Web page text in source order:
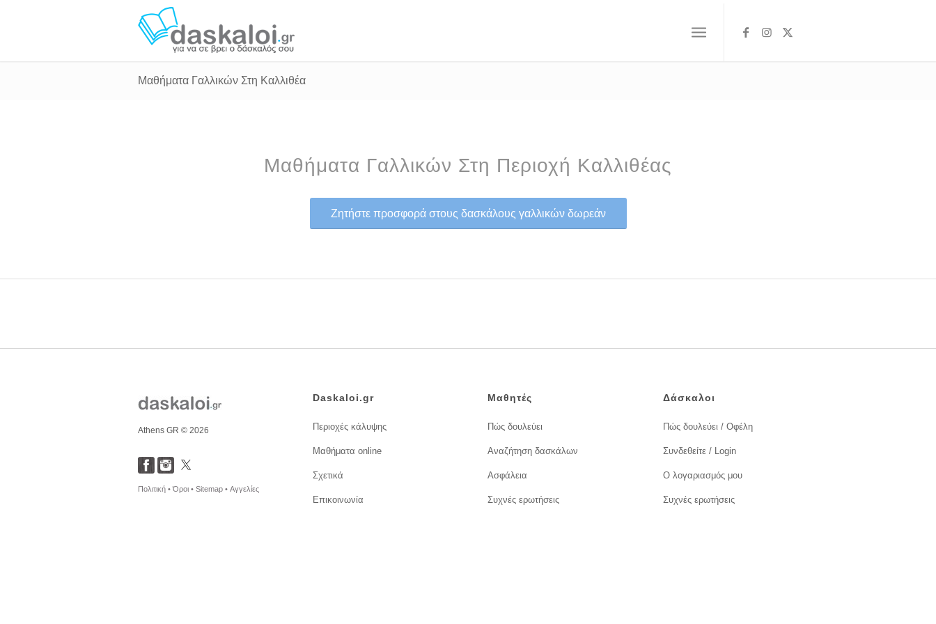
Μαθήματα Γαλλικών Στη Καλλιθέα
Μαθήματα Γαλλικών Στη Περιοχή Καλλιθέας
Ζητήστε προσφορά στους δασκάλους γαλλικών δωρεάν
Athens GR © 2026
Πολιτική •Όροι • Sitemap • Αγγελίες
Daskaloi.gr
Περιοχές κάλυψης
Μαθήματα online
Σχετικά
Επικοινωνία
Μαθητές
Πώς δουλεύει
Αναζήτηση δασκάλων
Ασφάλεια
Συχνές ερωτήσεις
Δάσκαλοι
Πώς δουλεύει / Οφέλη
Συνδεθείτε / Login
Ο λογαριασμός μου
Συχνές ερωτήσεις